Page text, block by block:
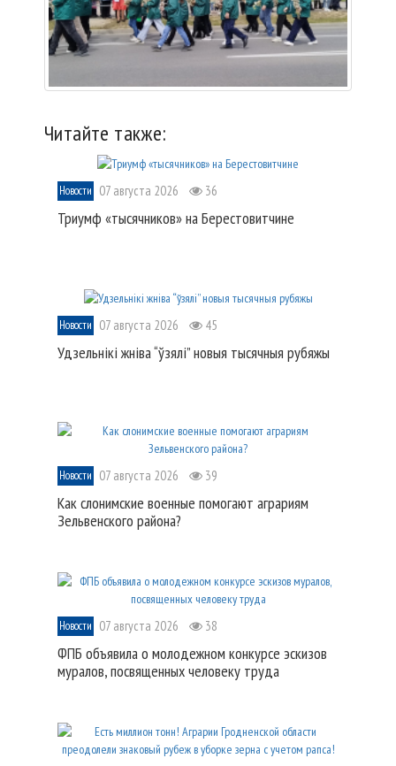
Читайте также:
Новости 07 августа 2026 36
Триумф «тысячников» на Берестовитчине
Новости 07 августа 2026 45
Удзельнікі жніва “ўзялі” новыя тысячныя рубяжы
Новости 07 августа 2026 39
Как слонимские военные помогают аграриям
Зельвенского района?
Новости 07 августа 2026 38
ФПБ объявила о молодежном конкурсе эскизов
муралов, посвященных человеку труда